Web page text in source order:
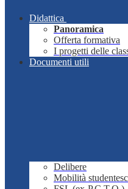
Didattica
Panoramica
Offerta formativa
I progetti delle
Documenti utili
Delibere
Mobilità